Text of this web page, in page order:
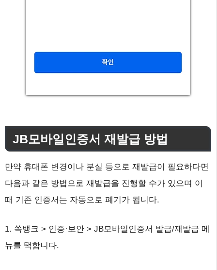
JB모바일인증서 재발급 방법
만약 휴대폰 변경이나 분실 등으로 재발급이 필요하다면
다음과 같은 방법으로 재발급을 진행할 수가 있으며 이
때 기존 인증서는 자동으로 폐기가 됩니다.
1. 쏙뱅크 > 인증·보안 > JB모바일인증서 발급/재발급 메
뉴를 택합니다.